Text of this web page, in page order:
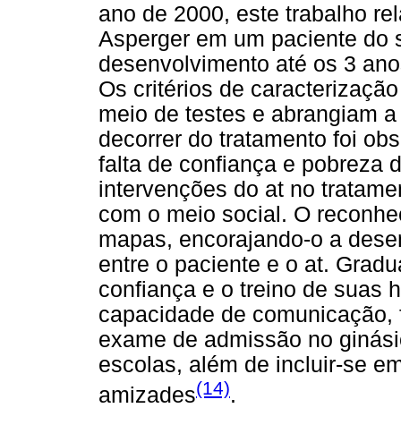
ano de 2000, este trabalho
Asperger em um paciente do
desenvolvimento até os 3
Os critérios de
meio de testes e abrangiam
decorrer do tratamento foi
falta de confiança e pobreza
intervenções do at no
com o meio social. O
mapas, encorajando-o a
entre o paciente e o at.
confiança e o treino de suas
capacidade de
exame de admissão no
escolas, além de incluir-se
amizades(14).